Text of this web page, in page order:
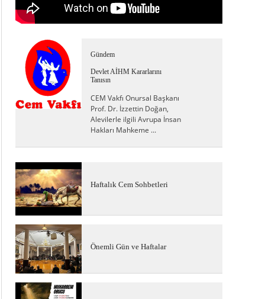
Gündem
Devlet AİHM Kararlarını
Tanısın
CEM Vakfı Onursal Başkanı
Prof. Dr. İzzettin Doğan,
Alevilerle ilgili Avrupa İnsan
Hakları Mahkeme ...
Haftalık Cem Sohbetleri
Önemli Gün ve Haftalar